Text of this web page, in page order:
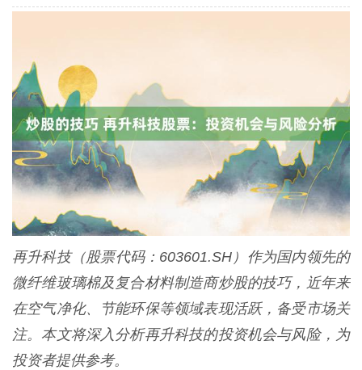
再升科技（股票代码：603601.SH）作为国内领先的
微纤维玻璃棉及复合材料制造商炒股的技巧，近年来
在空气净化、节能环保等领域表现活跃，备受市场关
注。本文将深入分析再升科技的投资机会与风险，为
投资者提供参考。